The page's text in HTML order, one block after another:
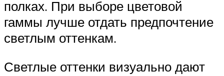
полках. При выборе цветовой
гаммы лучше отдать предпочтение
светлым оттенкам.
Светлые оттенки визуально дают